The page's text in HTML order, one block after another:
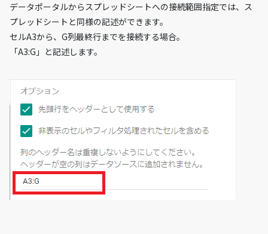
データポータルからスプレッドシートへの接続範囲指定では、ス
プレッドシートと同様の記述ができます。
セルA3から、G列最終行までを接続する場合。
「A3:G」と記述します。